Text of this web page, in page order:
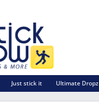
Just stick it Ultimate Dropz